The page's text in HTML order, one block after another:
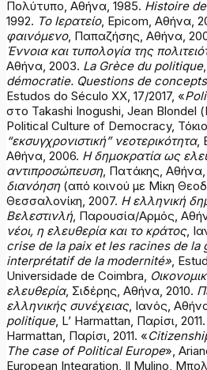
Πολύτυπο, Αθήνα, 1985. Histoire
1992. Το Ιερατείο, Epicom, Αθήνα,
φαινόμενο, Παπαζήσης, Αθήνα,
Έννοια και τυπολογία της
Αθήνα, 2003. La Grèce du politique
démocratie. Questions de
Estudos do Século XX, 17/2017, «
στο Takashi Inogushi, Jean Blondel
Political Culture of Democracy,
“εκσυγχρονιστική” νεοτερικότητα,
Αθήνα, 2006. Η δημοκρατία ως
αντιπροσώπευση, Πατάκης, Αθήνα,
διανόηση(από κοινού με Μίκη
Θεσσαλονίκη, 2007. Η ελληνική
Βελεστινλή, Παρουσία/Αρμός,
νέοι, η ελευθερία και το κράτος,
crise de la paix et les racines de la
interprétatif de la modernité»,
Universidade de Coimbra,
ελευθερία, Σιδέρης, Αθήνα, 2010.
ελληνικής συνέχειας, Ιανός,
politique, L’ Harmattan, Παρίσι, 2011.
Harmattan, Παρίσι, 2011. «
The case of Political Europe»,
European Integration, Il Mulino,